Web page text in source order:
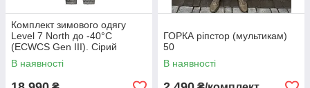
Комплект зимового одягу
Level 7 North до -40°C
(ECWCS Gen III). Сірий
В наявності
ГОРКА ріпстор (мультикам)
50
В наявності